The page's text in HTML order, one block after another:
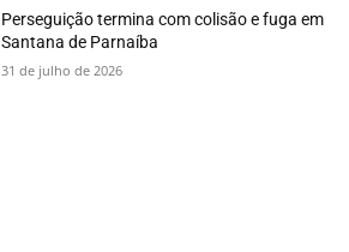
Perseguição termina com colisão e fuga em
Santana de Parnaíba
31 de julho de 2026